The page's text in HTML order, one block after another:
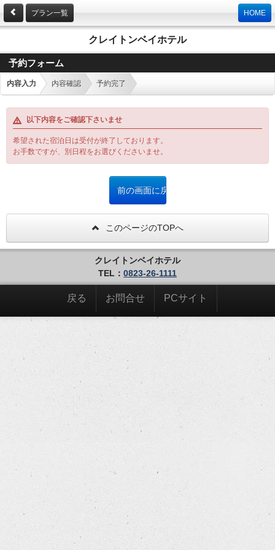
プラン一覧 HOME
クレイトンベイホテル
予約フォーム
内容入力 内容確認 予約完了
以下内容をご確認下さいませ
希望された宿泊日は受付が終了しております。
お手数ですが、別日程をお選びくださいませ。
このページのTOPへ
クレイトンベイホテル
TEL： 0823-26-1111
戻る お問合せ PCサイト